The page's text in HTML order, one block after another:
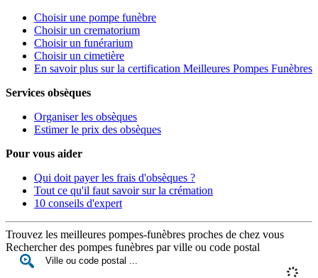
Choisir une pompe funèbre
Choisir un crematorium
Choisir un funérarium
Choisir un cimetière
En savoir plus sur la certification Meilleures Pompes Funèbres
Services obsèques
Organiser les obsèques
Estimer le prix des obsèques
Pour vous aider
Qui doit payer les frais d'obsèques ?
Tout ce qu'il faut savoir sur la crémation
10 conseils d'expert
Trouvez les meilleures pompes-funèbres proches de chez vous
Rechercher des pompes funèbres par ville ou code postal